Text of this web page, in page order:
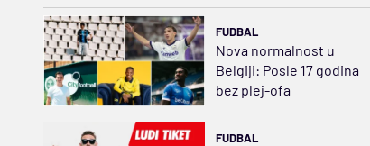
FUDBAL
Nova normalnost u
Belgiji: Posle 17 godina
bez plej-ofa
FUDBAL